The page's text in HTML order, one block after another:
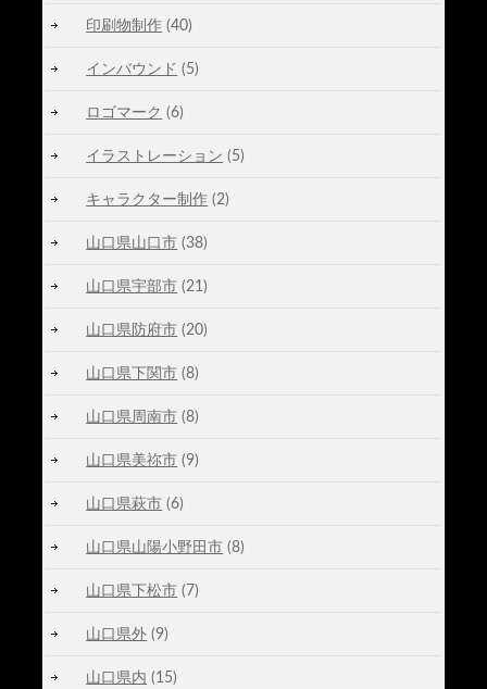
印刷物制作 (40)
インバウンド (5)
ロゴマーク (6)
イラストレーション (5)
キャラクター制作 (2)
山口県山口市 (38)
山口県宇部市 (21)
山口県防府市 (20)
山口県下関市 (8)
山口県周南市 (8)
山口県美祢市 (9)
山口県萩市 (6)
山口県山陽小野田市 (8)
山口県下松市 (7)
山口県外 (9)
山口県内 (15)